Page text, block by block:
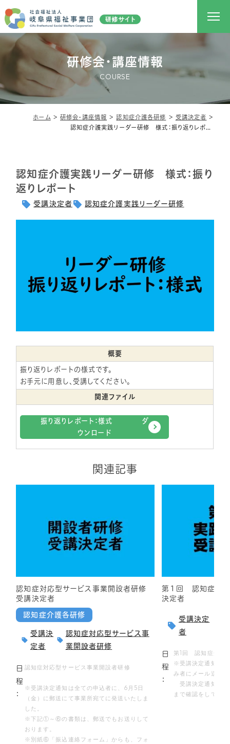
研修会・講座情報
COURSE
ホーム ＞研修会・講座情報 ＞認知症介護各研修 ＞ 受講決定者 ＞
認知症介護実践リーダー研修 様式：振り
返りレポート
受講決定者 認知症介護実践リーダー研修
概要
振り返りレポートの様式です。
お手元に用意し、受講してください。
関連ファイル
振り返りレポート：様式 ダ
ウンロード
関連記事
認知症対応型サービス事業開設者研修
受講決定者
認知症介護各研修
受講決
定者
認知症対応型サービス事
業開設者研修
日
程
：
認知症対応型サービス事業開設者研修
※受講決定通知は全ての申込者に、6月5日
（金）に郵送にて事業所宛てに発送いたしま
した。
※下記①～⑥の書類は、郵送でもお送りして
おります。
※別紙⑥「振込連絡フォーム」からも、フォ
第１回 認知症介
決定者
受講決定
者
日
程
：
第1回 認知症介護
※受講決定通知は4
み者にメール送信
受講決定通知が
まで確認をしてく